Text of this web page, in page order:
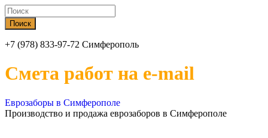
+7 (978) 833-97-72 Симферополь
Смета работ на e-mail
Еврозаборы в Симферополе
Производство и продажа еврозаборов в Симферополе